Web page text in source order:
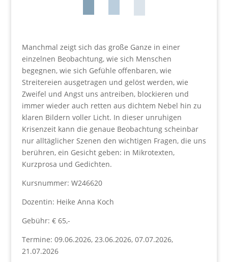
Manchmal zeigt sich das große Ganze in einer
einzelnen Beobachtung, wie sich Menschen
begegnen, wie sich Gefühle offenbaren, wie
Streitereien ausgetragen und gelöst werden, wie
Zweifel und Angst uns antreiben, blockieren und
immer wieder auch retten aus dichtem Nebel hin zu
klaren Bildern voller Licht. In dieser unruhigen
Krisenzeit kann die genaue Beobachtung scheinbar
nur alltäglicher Szenen den wichtigen Fragen, die uns
berühren, ein Gesicht geben: in Mikrotexten,
Kurzprosa und Gedichten.
Kursnummer: W246620
Dozentin: Heike Anna Koch
Gebühr: € 65,-
Termine: 09.06.2026, 23.06.2026, 07.07.2026,
21.07.2026